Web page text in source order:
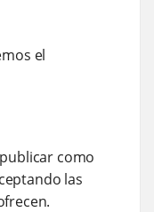
el
como
las